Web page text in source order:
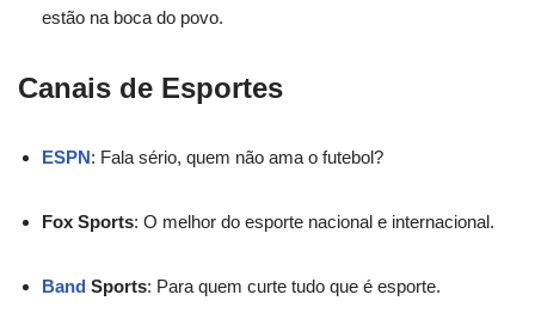
estão na boca do povo.
Canais de Esportes
ESPN: Fala sério, quem não ama o futebol?
Fox Sports: O melhor do esporte nacional e internacional.
Band Sports: Para quem curte tudo que é esporte.